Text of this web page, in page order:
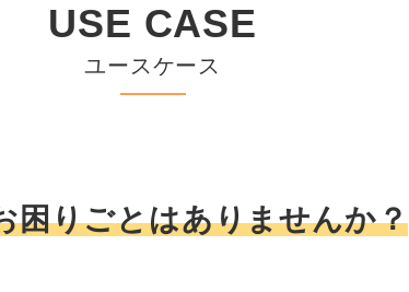
USE CASE
ユースケース
困りごとはありませんか？